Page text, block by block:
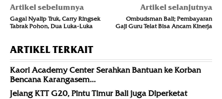
Artikel sebelumnya
Gagal Nyalip Truk, Carry Ringsek
Tabrak Pohon, Dua Luka-Luka
Artikel selanjutnya
Ombudsman Bali; Pembayaran
Gaji Guru Telat Bisa Ancam Kinerja
ARTIKEL TERKAIT
Kaori Academy Center Serahkan Bantuan ke Korban
Bencana Karangasem...
Jelang KTT G20, Pintu Timur Bali juga Diperketat